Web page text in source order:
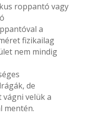
roppantó vagy
a
fizikailag
nem mindig
de
velük a
mentén.